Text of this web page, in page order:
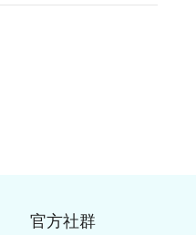
官方社群